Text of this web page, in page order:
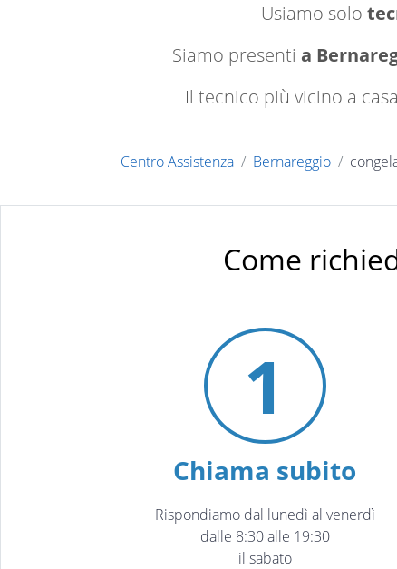
Usiamo solo
Siamo presenti a
Il tecnico più vicino a
Centro Assistenza Bernareggio
Come
1
Chiama subito
Rispondiamo dal lunedì al venerdì
dalle 8:30 alle 19:30
il sabato